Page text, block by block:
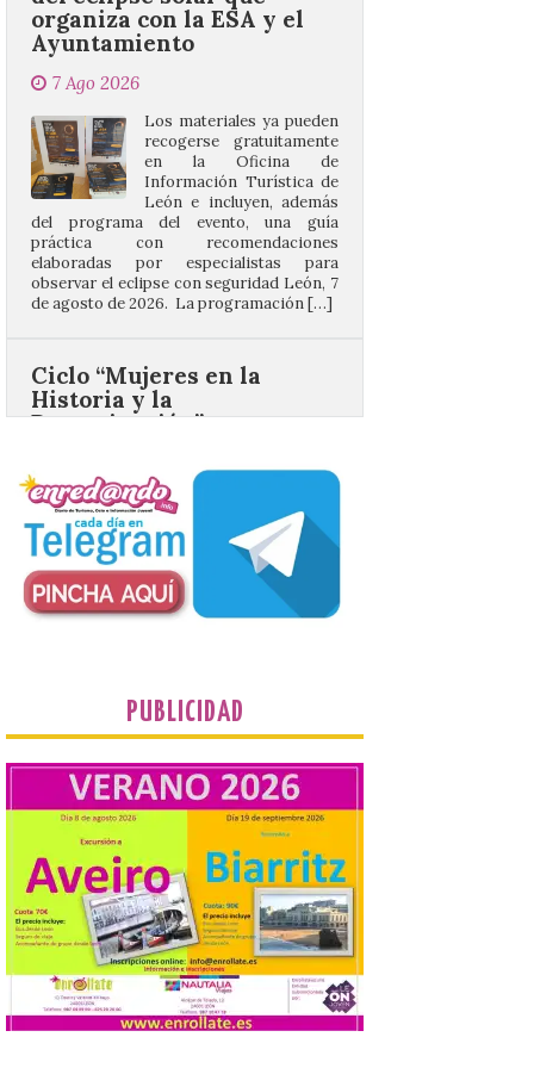
7 Ago 2026
Los materiales ya pueden
León e incluyen, además
del programa del evento, una guía
práctica con recomendaciones
elaboradas por especialistas para
observar el eclipse con seguridad León, 7
de agosto de 2026. La programación […]
Ciclo “Mujeres en la
Benavides de Órbigo.
7 Ago 2026
Alonso, sobre la
peregrinación femenina.
Presentación del Libro
“Va de Monjas”, de José
Fernando Cornejo. Apertura de una doble
exposición de fotografía. Este viernes, 7
de agosto, a las 20,00 horas, en el
auditorio de Benavides de […]
Valencia de Don Juan en
una nueva edición de
Castle Food 2026
7 Ago 2026
Castle Food combina la
música en directo con
food trucks y tiendas de
market esperando atraer
a miles de personas. La
localidad leonesa de Valencia de Don Juan
sigue adelante con su calendario de
eventos veraniegos para este año 2026.
[…]
PUBLICIDAD